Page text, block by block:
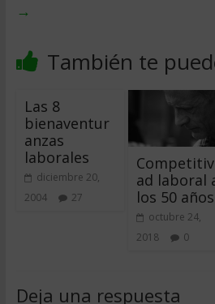
→
También te
Las 8
bienaventur
anzas
laborales
diciembre 20,
2004
27
ad laboral
los 50 años
octubre 24,
2018
0
Deja una respuesta